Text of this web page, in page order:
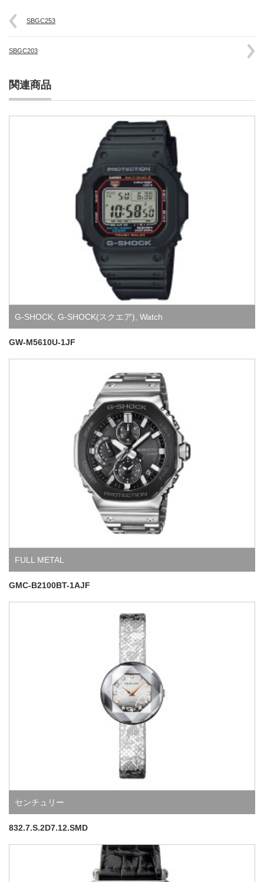
SBGC253
SBGC203
関連商品
G-SHOCK G-SHOCK(スクエア) Watch
GW-M5610U-1JF
FULL METAL
GMC-B2100BT-1AJF
センチュリー
832.7.S.2D7.12.SMD